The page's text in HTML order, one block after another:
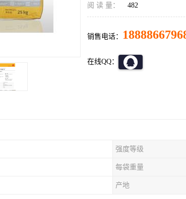
阅 读 量： 482
销售电话：
在线QQ：
强度等级
每袋重量
产地